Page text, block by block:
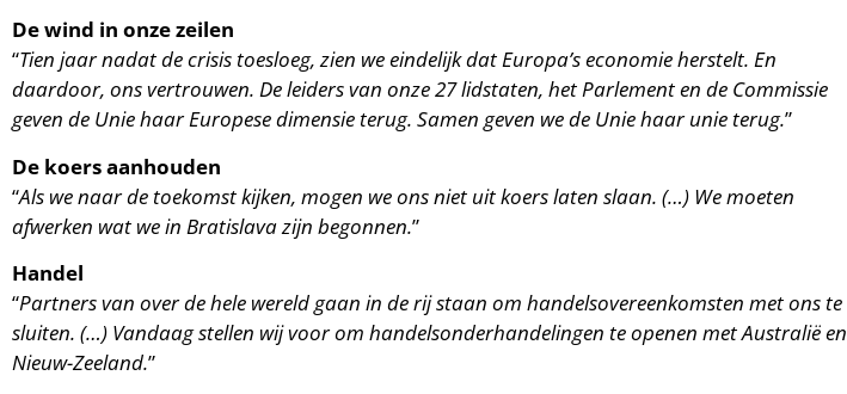
De wind in onze zeilen
“Tien jaar nadat de crisis toesloeg, zien we eindelijk dat Europa’s economie herstelt. En
daardoor, ons vertrouwen. De leiders van onze 27 lidstaten, het Parlement en de Commissie
geven de Unie haar Europese dimensie terug. Samen geven we de Unie haar unie terug.”
De koers aanhouden
“Als we naar de toekomst kijken, mogen we ons niet uit koers laten slaan. (…) We moeten
afwerken wat we in Bratislava zijn begonnen.”
Handel
“Partners van over de hele wereld gaan in de rij staan om handelsovereenkomsten met ons te
sluiten. (…) Vandaag stellen wij voor om handelsonderhandelingen te openen met Australië en
Nieuw-Zeeland.”